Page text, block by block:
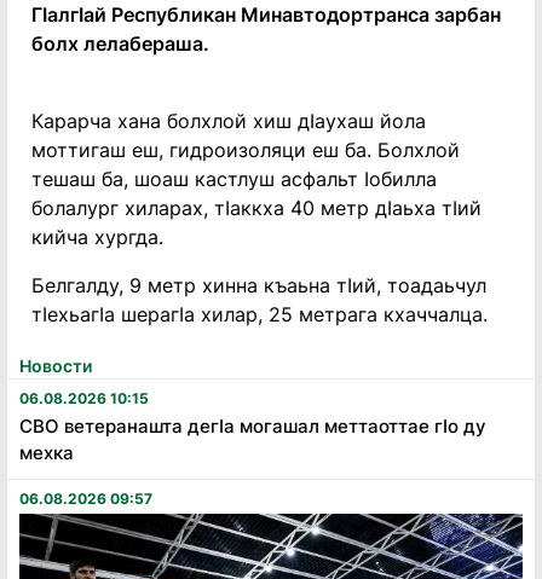
Новости
06.08.2026 10:15
СВО ветеранашта дегӏа могашал меттаоттае гӏо ду
мехка
06.08.2026 09:57
Гӏалгӏай Республикан Минавтодортранса зарбан
болх лелабераша.
Карарча хана болхлой хиш дӏаухаш йола
моттигаш еш, гидроизоляци еш ба. Болхлой
тешаш ба, шоаш кастлуш асфальт ӏобилла
болалург хиларах, тӏаккха 40 метр дӏаьха тӏий
кийча хургда.
Белгалду, 9 метр хинна къаьна тӏий, тоадаьчул
тӏехьагӏа шерагӏа хилар, 25 метрага кхаччалца.